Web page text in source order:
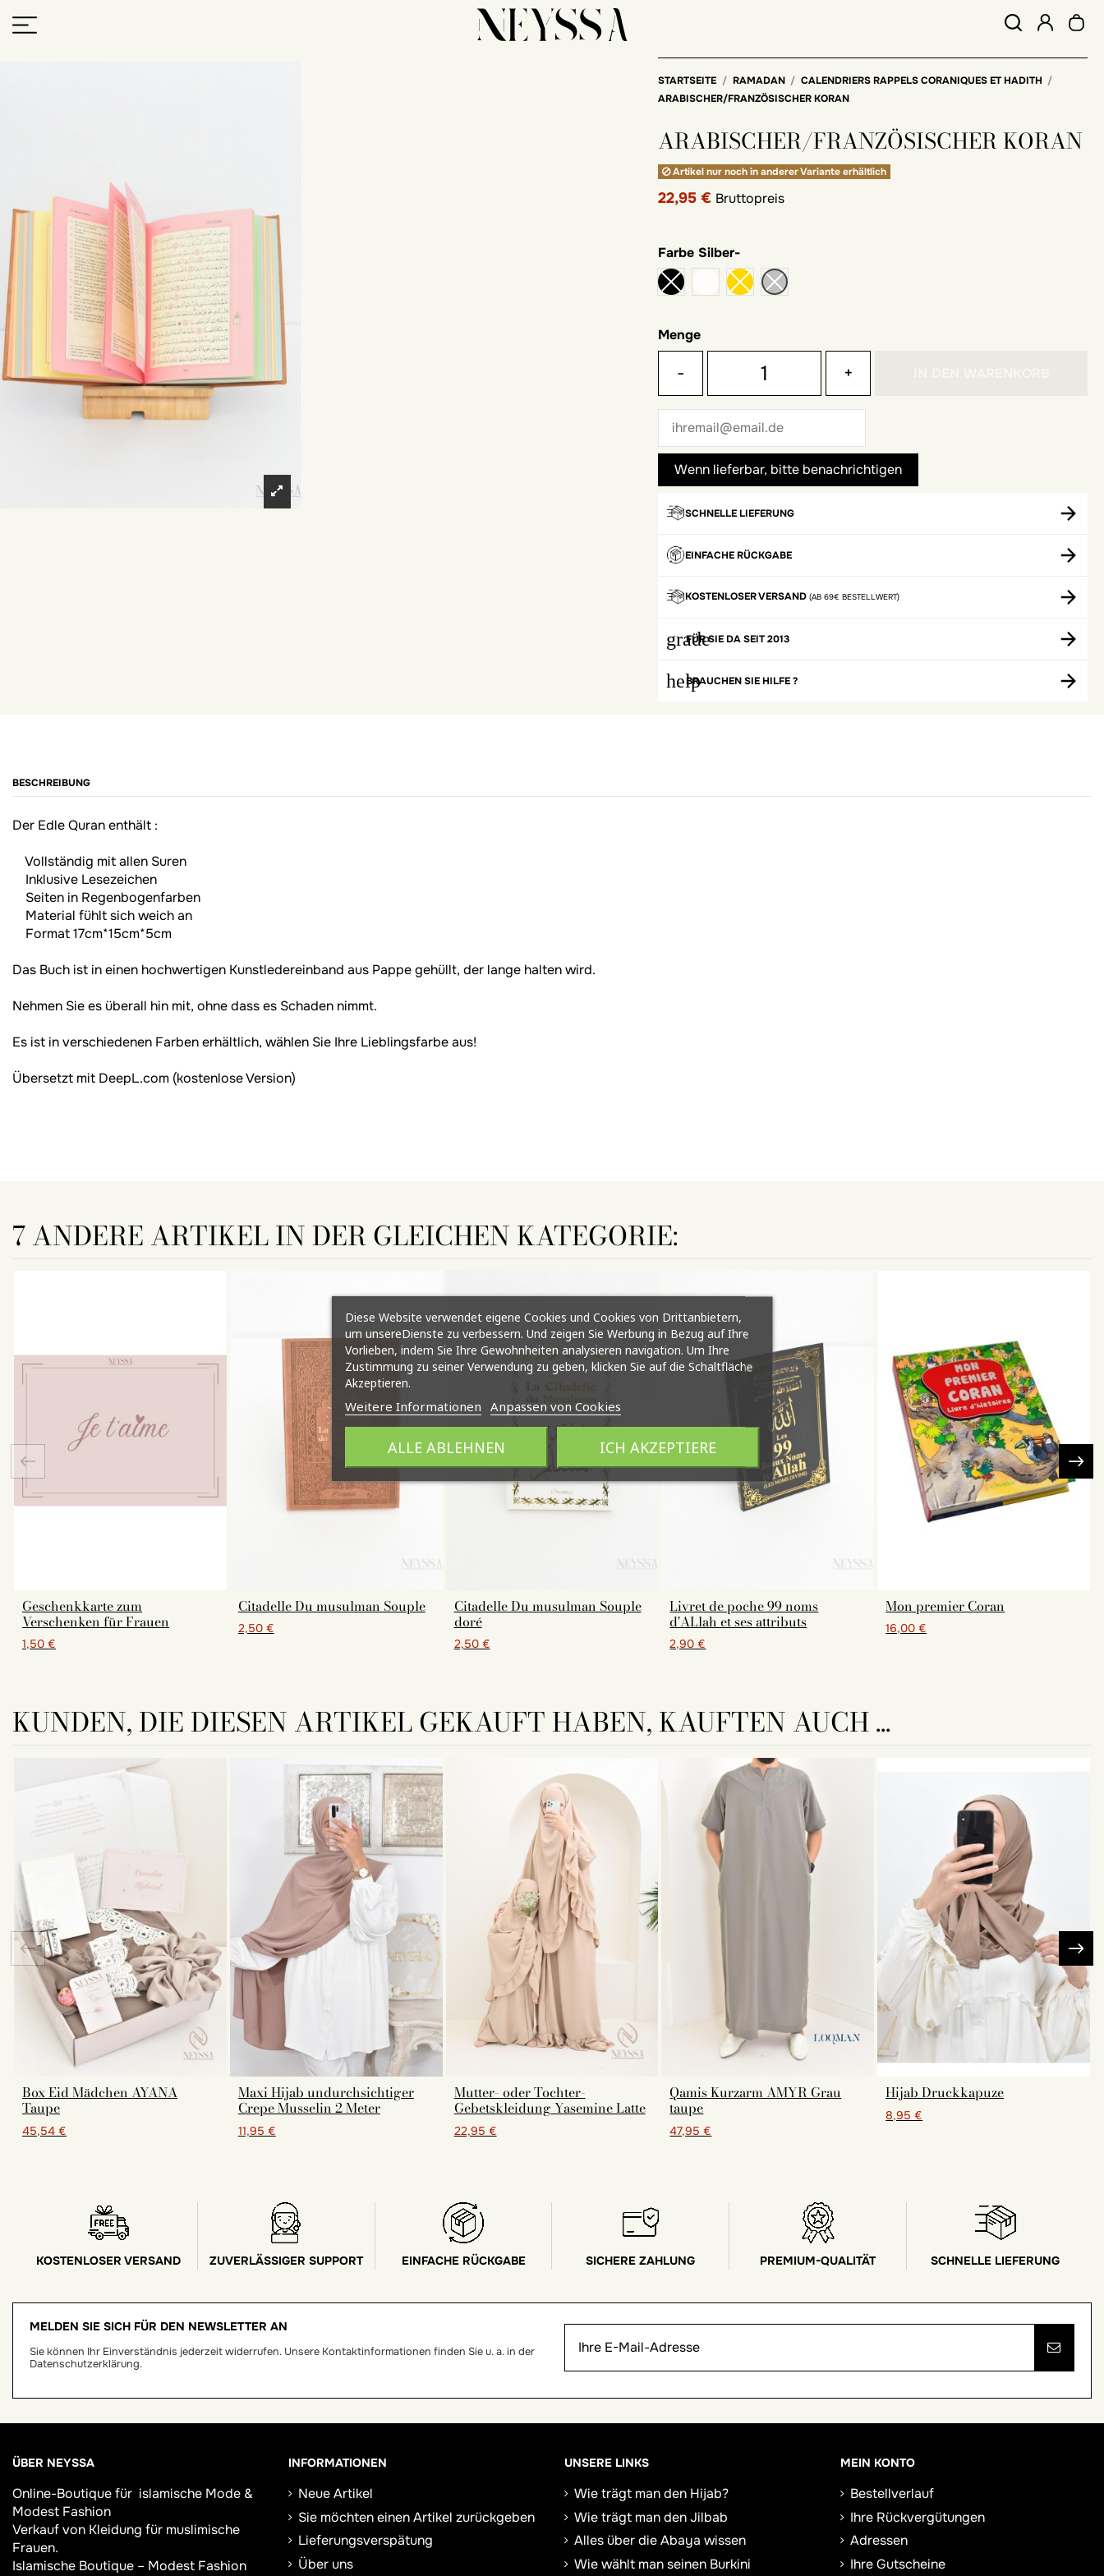
STARTSEITE RAMADAN
CALENDRIERS RAPPELS CORANIQUES ET HADITH
ARABISCHER/FRANZÖSISCHER KORAN
ARABISCHER/FRANZÖSISCHER KORAN
Artikel nur noch in anderer Variante erhältlich
22,95 € Bruttopreis
FarbeSilber-
Weiß
Menge
- +
SCHNELLE LIEFERUNG
EINFACHE RÜCKGABE
KOSTENLOSER VERSAND (AB 69€ BESTELLWERT)
grade
FÜR SIE DA SEIT 2013
helpBRAUCHEN SIE HILFE ?
BESCHREIBUNG
Der Edle Quran enthält :
Vollständig mit allen Suren
Inklusive Lesezeichen
Seiten in Regenbogenfarben
Material fühlt sich weich an
Format 17cm*15cm*5cm
Das Buch ist in einen hochwertigen Kunstledereinband aus Pappe gehüllt, der lange halten wird.
Nehmen Sie es überall hin mit, ohne dass es Schaden nimmt.
Es ist in verschiedenen Farben erhältlich, wählen Sie Ihre Lieblingsfarbe aus!
Übersetzt mit DeepL.com (kostenlose Version)
7 ANDERE ARTIKEL IN DER GLEICHEN KATEGORIE:
Geschenkkarte zum
Verschenken für Frauen
1,50 €
Citadelle Du musulman Souple
2,50 €
Citadelle Du musulman Souple
doré
2,50 €
Livret de poche 99 noms
d'ALlah et ses attributs
2,90 €
Mon premier Coran
16,00 €
KUNDEN, DIE DIESEN ARTIKEL GEKAUFT HABEN, KAUFTEN AUCH ...
Box Eid Mädchen AYANA
Taupe
45,54 €
Maxi Hijab undurchsichtiger
Crepe Musselin 2 Meter
11,95 €
Mutter- oder Tochter-
Gebetskleidung Yasemine Latte
22,95 €
Qamis Kurzarm AMYR Grau
taupe
47,95 €
Hijab Druckkapuze
8,95 €
KOSTENLOSER VERSAND ZUVERLÄSSIGER SUPPORT EINFACHE RÜCKGABE SICHERE ZAHLUNG PREMIUM-QUALITÄT SCHNELLE LIEFERUNG
MELDEN SIE SICH FÜR DEN NEWSLETTER AN
Sie können Ihr Einverständnis jederzeit widerrufen. Unsere Kontaktinformationen finden Sie u. a. in der
Datenschutzerklärung.
ÜBER NEYSSA
Online-Boutique für islamische Mode &
Modest Fashion
Verkauf von Kleidung für muslimische
Frauen.
Islamische Boutique – Modest Fashion
INFORMATIONEN
Neue Artikel
Sie möchten einen Artikel zurückgeben
Lieferungsverspätung
Über uns
UNSERE LINKS
Wie trägt man den Hijab?
Wie trägt man den Jilbab
Alles über die Abaya wissen
Wie wählt man seinen Burkini
MEIN KONTO
Bestellverlauf
Ihre Rückvergütungen
Adressen
Ihre Gutscheine
Diese Website verwendet eigene Cookies und Cookies von Drittanbietern,
um unsereDienste zu verbessern. Und zeigen Sie Werbung in Bezug auf Ihre
Vorlieben, indem Sie Ihre Gewohnheiten analysieren navigation. Um Ihre
Zustimmung zu seiner Verwendung zu geben, klicken Sie auf die Schaltfläche
Akzeptieren.
Weitere Informationen Anpassen von Cookies
ALLE ABLEHNEN ICH AKZEPTIERE